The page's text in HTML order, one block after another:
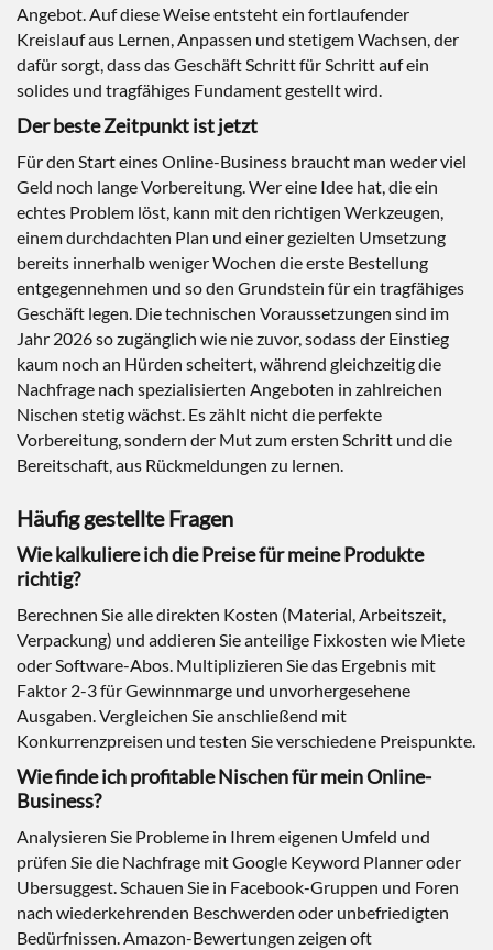
Angebot. Auf diese Weise entsteht ein fortlaufender
Kreislauf aus Lernen, Anpassen und stetigem Wachsen, der
dafür sorgt, dass das Geschäft Schritt für Schritt auf ein
solides und tragfähiges Fundament gestellt wird.
Der beste Zeitpunkt ist jetzt
Für den Start eines Online-Business braucht man weder viel
Geld noch lange Vorbereitung. Wer eine Idee hat, die ein
echtes Problem löst, kann mit den richtigen Werkzeugen,
einem durchdachten Plan und einer gezielten Umsetzung
bereits innerhalb weniger Wochen die erste Bestellung
entgegennehmen und so den Grundstein für ein tragfähiges
Geschäft legen. Die technischen Voraussetzungen sind im
Jahr 2026 so zugänglich wie nie zuvor, sodass der Einstieg
kaum noch an Hürden scheitert, während gleichzeitig die
Nachfrage nach spezialisierten Angeboten in zahlreichen
Nischen stetig wächst. Es zählt nicht die perfekte
Vorbereitung, sondern der Mut zum ersten Schritt und die
Bereitschaft, aus Rückmeldungen zu lernen.
Häufig gestellte Fragen
Wie kalkuliere ich die Preise für meine Produkte
richtig?
Berechnen Sie alle direkten Kosten (Material, Arbeitszeit,
Verpackung) und addieren Sie anteilige Fixkosten wie Miete
oder Software-Abos. Multiplizieren Sie das Ergebnis mit
Faktor 2-3 für Gewinnmarge und unvorhergesehene
Ausgaben. Vergleichen Sie anschließend mit
Konkurrenzpreisen und testen Sie verschiedene Preispunkte.
Wie finde ich profitable Nischen für mein Online-
Business?
Analysieren Sie Probleme in Ihrem eigenen Umfeld und
prüfen Sie die Nachfrage mit Google Keyword Planner oder
Ubersuggest. Schauen Sie in Facebook-Gruppen und Foren
nach wiederkehrenden Beschwerden oder unbefriedigten
Bedürfnissen. Amazon-Bewertungen zeigen oft